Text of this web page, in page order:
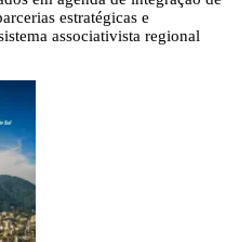
estratégicas e
associativista regional